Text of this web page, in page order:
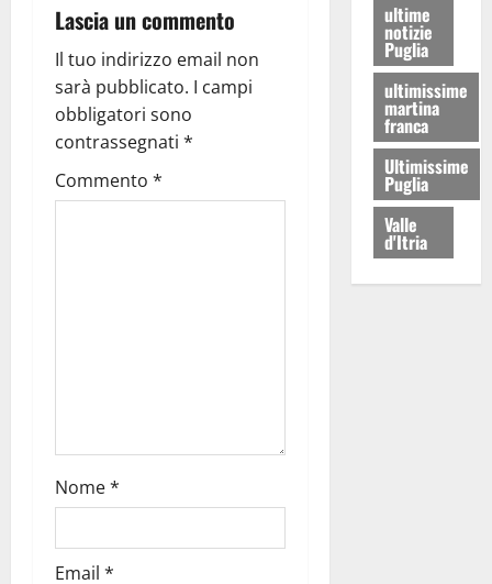
Lascia un commento
Il tuo indirizzo email non
sarà pubblicato. I campi
obbligatori sono
contrassegnati *
Commento *
Nome*
Email *
ultime
notizie
Puglia
ultimissime
martina
franca
Ultimissime
Puglia
Valle
d'Itria